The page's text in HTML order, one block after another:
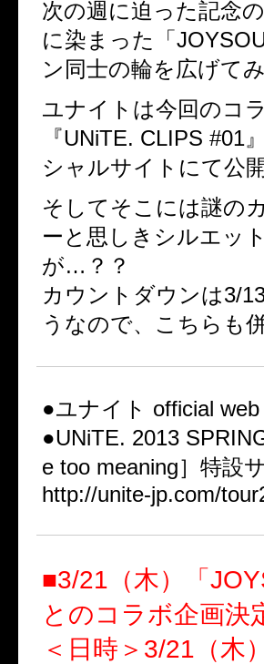
次の週に迫った記念
に染まった「
ン同士の輪を広げて
ユナイトは今回のコ
『UNiTE. CLIPS
シャルサイトにて公開
そしてそこには謎の
ーと思しきシルエッ
が…？？
カウントダウンは3/
うなので、こちらも
●ユナイト official
●UNiTE. 2013
e too meaning］特設
http://unite-jp.com/
■3/21（木）「
とのコラボ企画決
＜日時＞3/21（木）